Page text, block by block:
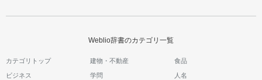
Weblio辞書のカテゴリ一覧
カテゴリトップ 建物・不動産 食品
ビジネス 学問 人名